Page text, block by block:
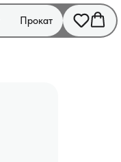
Прокат